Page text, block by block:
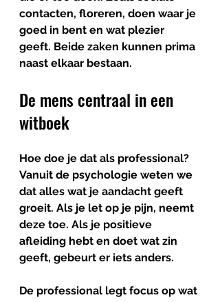
contacten, floreren, doen waar je
goed in bent en wat plezier
geeft. Beide zaken kunnen prima
naast elkaar bestaan.
De mens centraal in een
witboek
Hoe doe je dat als professional?
Vanuit de psychologie weten we
dat alles wat je aandacht geeft
groeit. Als je let op je pijn, neemt
deze toe. Als je positieve
afleiding hebt en doet wat zin
geeft, gebeurt er iets anders.
De professional legt focus op wat